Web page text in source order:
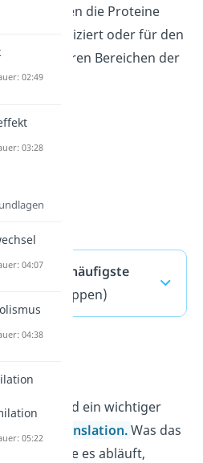
. Hier werden die Proteine
modifiziert oder für den
zu anderen Bereichen der
— häufigste
(ausklappen)
sind ein wichtiger
der
Translation.Was das
ist und wie es abläuft,
02:49
03:28
04:07
04:38
05:22